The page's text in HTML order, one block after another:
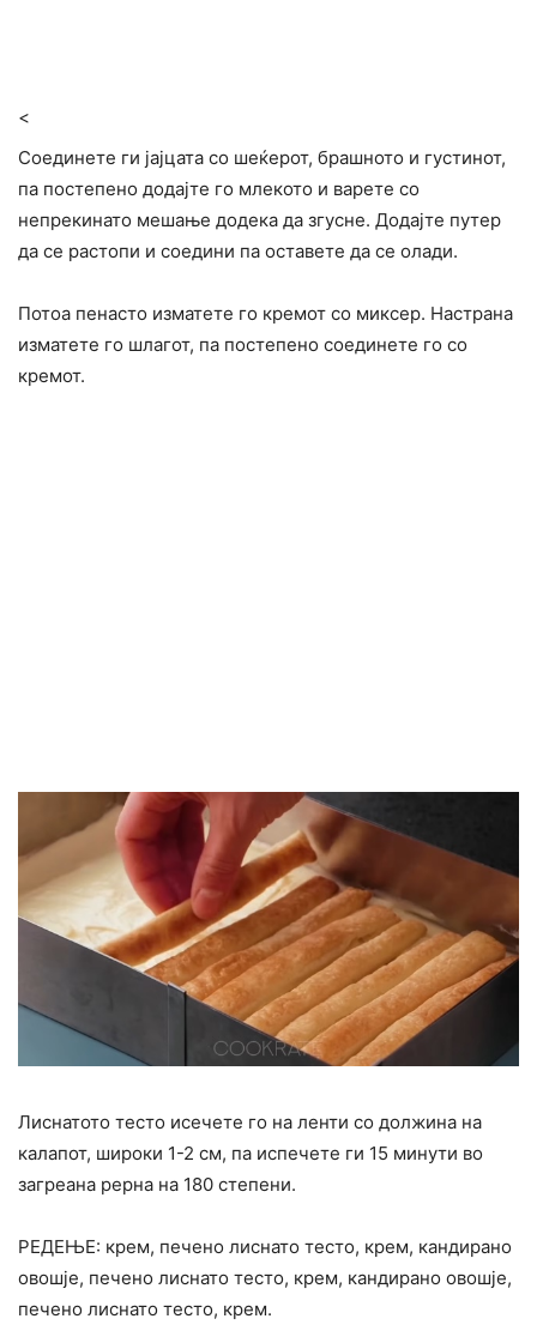
<
Соединете ги јајцата со шеќерот, брашното и густинот,
па постепено додајте го млекото и варете со
непрекинато мешање додека да згусне. Додајте путер
да се растопи и соедини па оставете да се олади.
Потоа пенасто изматете го кремот со миксер. Настрана
изматете го шлагот, па постепено соединете го со
кремот.
Лиснатото тесто исечете го на ленти со должина на
калапот, широки 1-2 см, па испечете ги 15 минути во
загреана рерна на 180 степени.
РЕДЕЊЕ: крем, печено лиснато тесто, крем, кандирано
овошје, печено лиснато тесто, крем, кандирано овошје,
печено лиснато тесто, крем.